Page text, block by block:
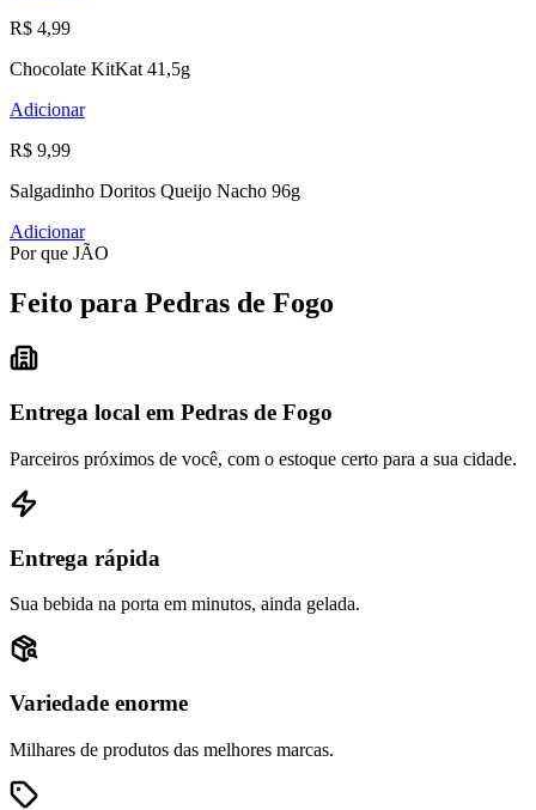
R$ 4,99
Chocolate KitKat 41,5g
Adicionar
R$ 9,99
Salgadinho Doritos Queijo Nacho 96g
Adicionar
Por que JÃO
Feito para Pedras de Fogo
Entrega local em Pedras de Fogo
Parceiros próximos de você, com o estoque certo para a sua cidade.
Entrega rápida
Sua bebida na porta em minutos, ainda gelada.
Variedade enorme
Milhares de produtos das melhores marcas.